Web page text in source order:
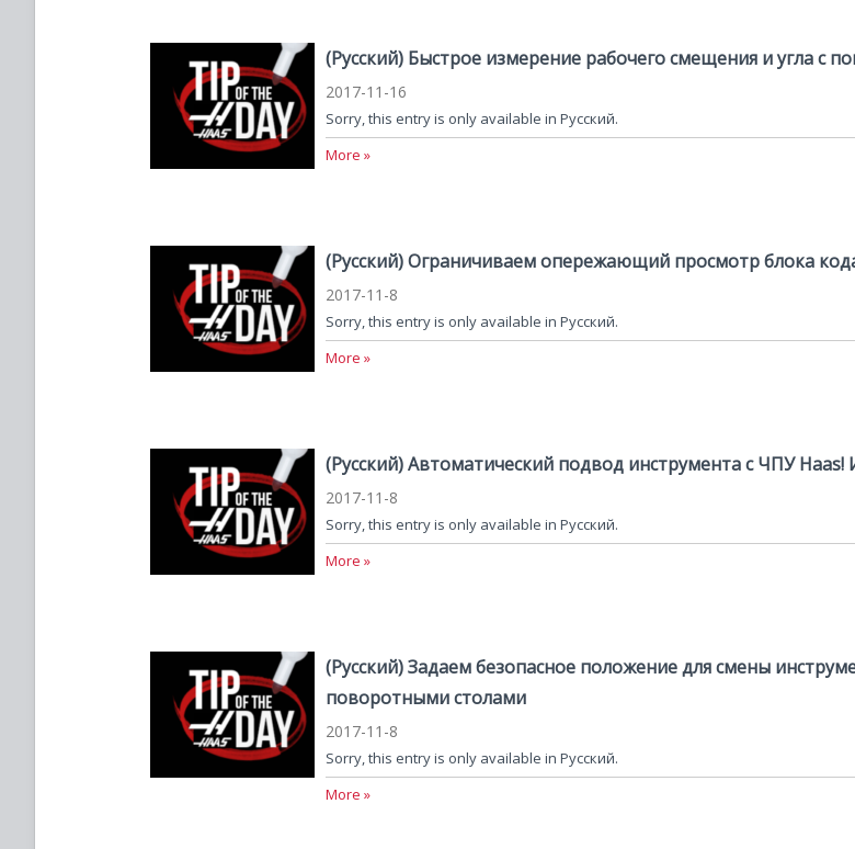
(Русский) Быстрое измерение рабочего смещения и угла с
2017-11-16
Sorry, this entry is only available in Русский.
More »
(Русский) Ограничиваем опережающий просмотр блока
2017-11-8
Sorry, this entry is only available in Русский.
More »
(Русский) Автоматический подвод инструмента с ЧПУ
2017-11-8
Sorry, this entry is only available in Русский.
More »
(Русский) Задаем безопасное положение для смены
поворотными столами
2017-11-8
Sorry, this entry is only available in Русский.
More »